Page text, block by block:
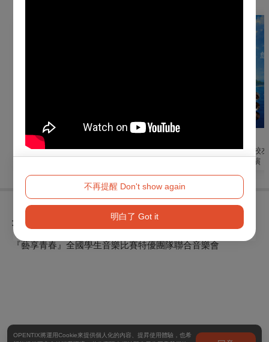
不再提醒 Don't show again
明白了 Got it
戲劇
國光劇團2026《永恆
交響最金曲
2026板橋高中校
樂團18周年公演
最近瀏覽
『藝享青春』全國學生音樂比賽特優團隊聯合音樂會
OPENTIX將運用Cookie來提供個人化的內容、提昇使用體驗，也希